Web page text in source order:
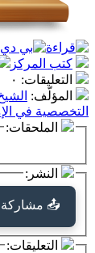
تاريخ الإنشاء:
٠
أحمد سلمان
المهدي